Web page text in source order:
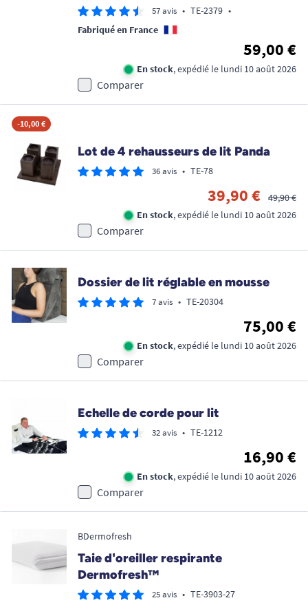
57 avis • TE-2379 •
Fabriqué en France
59,00 €
En stock, expédié le lundi 10 août 2026
Comparer
-10,00 €
Lot de 4 rehausseurs de lit Panda
36 avis • TE-78
39,90 €
49,90 €
En stock, expédié le lundi 10 août 2026
Comparer
Dossier de lit réglable en mousse
7 avis • TE-20304
75,00 €
En stock, expédié le lundi 10 août 2026
Comparer
Echelle de corde pour lit
32 avis • TE-1212
16,90 €
En stock, expédié le lundi 10 août 2026
Comparer
BDermofresh
Taie d'oreiller respirante
Dermofresh™
25 avis • TE-3903-27